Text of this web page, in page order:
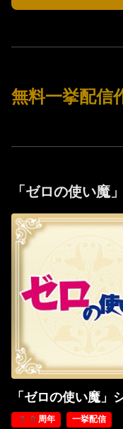
無料一挙配信
「ゼロの使い
「ゼロの使い魔」
20周年 一挙配信